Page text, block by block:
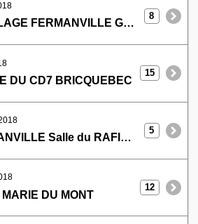
JUMELAGE FERMANVILLE GONGRIN (GERS)
8
DU CD7 BRICQUEBEC
15
FLAMANVILLE Salle du RAFIOT
5
DU MONT
12